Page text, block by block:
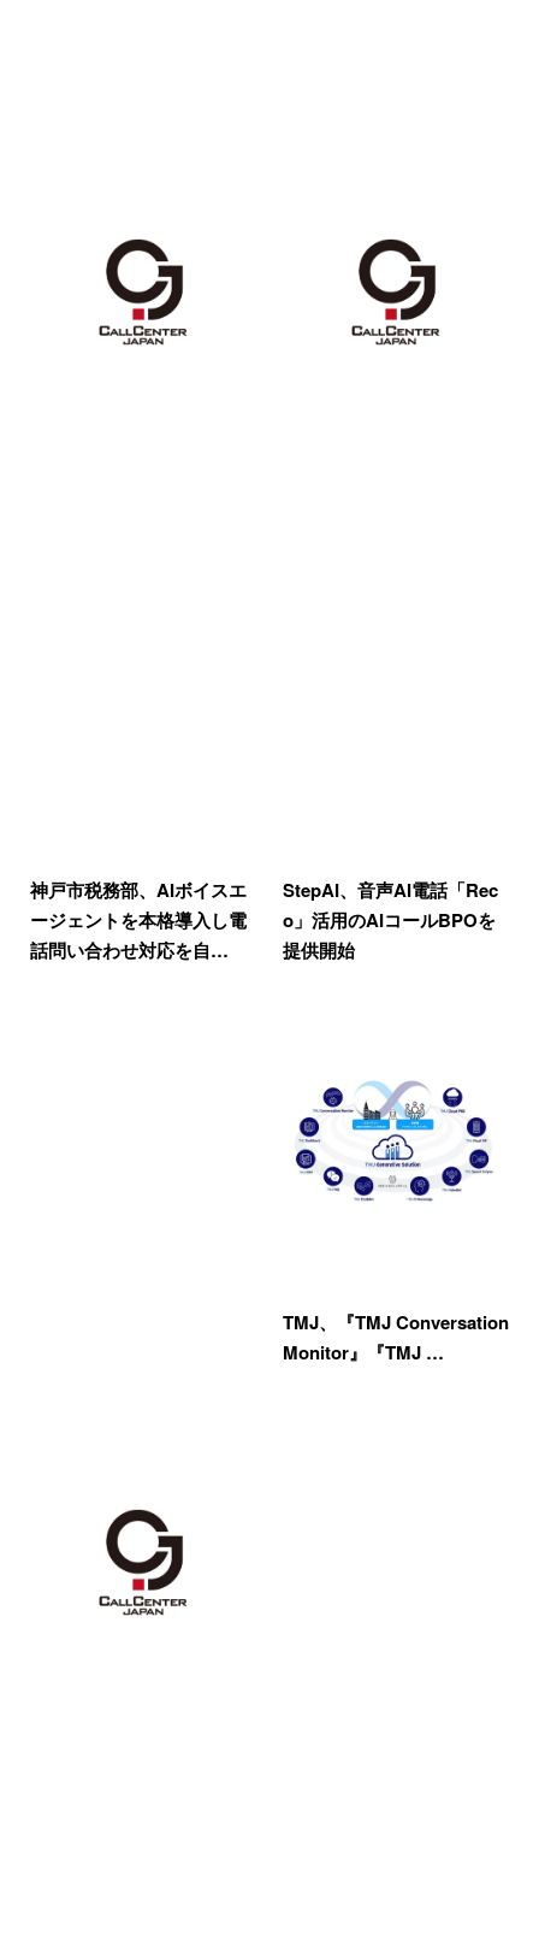
神戸市税務部、AIボイスエ
ージェントを本格導入し電
話問い合わせ対応を自…
StepAI、音声AI電話「Rec
o」活用のAIコールBPOを
提供開始
TMJ、『TMJ Conversation
Monitor』『TMJ …